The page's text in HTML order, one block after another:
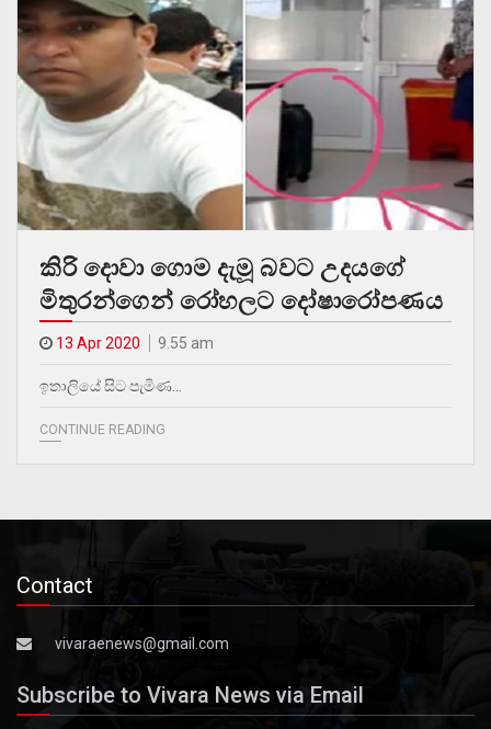
කිරි දොවා ගොම දැමූ බවට උදයගේ
මිතුරන්ගෙන් රෝහලට දෝෂාරෝපණය
13 Apr 2020 9.55 am
ඉතාලියේ සිට පැමිණ…
CONTINUE READING
Contact
vivaraenews@gmail.com
Subscribe to Vivara News via Email